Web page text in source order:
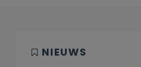
NIEUWS